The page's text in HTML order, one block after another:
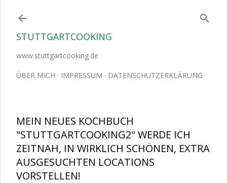
STUTTGARTCOOKING
www.stuttgartcooking.de
ÜBER MICH IMPRESSUM DATENSCHUTZERKLÄRUNG
MEIN NEUES KOCHBUCH
"STUTTGARTCOOKING2" WERDE ICH
ZEITNAH, IN WIRKLICH SCHÖNEN, EXTRA
AUSGESUCHTEN LOCATIONS
VORSTELLEN!